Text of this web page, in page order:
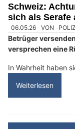
Schweiz:
sich als Serafe
06.05.26 VON
Betrüger
versprechen eine
In Wahrheit haben
Weiterlesen